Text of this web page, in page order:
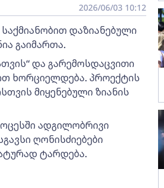
2026/06/03 10:12
დაზიანებული
გაიმართა.
და გარემოსდაცვითი
ხორციელდება. პროექტის
მიყენებული ზიანის
ადგილობრივი
ღონისძიებები
ტარდება.